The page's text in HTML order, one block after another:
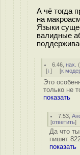
А чё тогда
на
Языки
валидные
6.46 ,нах. (
[↓] [к
Это
только не
показать
7.53 ,
[ответить]
Да что
пишет
показать